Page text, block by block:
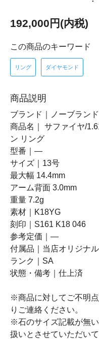
192,000円(内税)
この商品のキーワード
リング ダイヤモンド
商品説明
ブランド｜ノーブランド
商品名｜ サファイヤ/
ン リング
型番｜―
サイズ｜13号
最大幅 14.4mm
アーム背面 3.0mm
重量 7.2g
素材｜K18YG
刻印｜S161 K18 046
参考定価｜―
付属品｜当店オリジナ
ランク｜SA
状態・備考｜仕上済
※商品に対してご不明
りご連絡ください。
※石のサイズ記載が無
扱いとさせていただいて